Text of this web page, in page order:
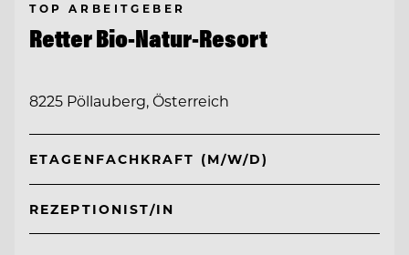
TOP ARBEITGEBER
Retter Bio-Natur-Resort
8225 Pöllauberg, Österreich
ETAGENFACHKRAFT (M/W/D)
REZEPTIONIST/IN